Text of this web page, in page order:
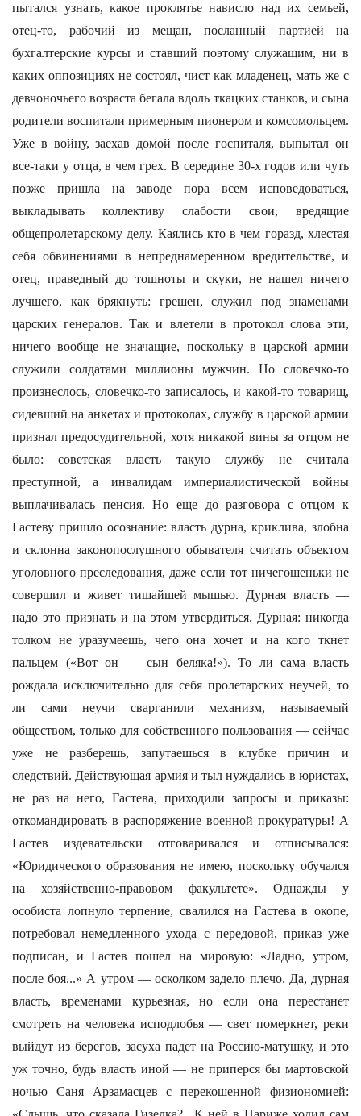
пытался узнать, какое проклятье нависло над их семьей,
отец-то, рабочий из мещан, посланный партией на
бухгалтерские курсы и ставший поэтому служащим, ни в
каких оппозициях не состоял, чист как младенец, мать же с
девчоночьего возраста бегала вдоль ткацких станков, и сына
родители воспитали примерным пионером и комсомольцем.
Уже в войну, заехав домой после госпиталя, выпытал он
все-таки у отца, в чем грех. В середине 30-х годов или чуть
позже пришла на заводе пора всем исповедоваться,
выкладывать коллективу слабости свои, вредящие
общепролетарскому делу. Каялись кто в чем горазд, хлестая
себя обвинениями в непреднамеренном вредительстве, и
отец, праведный до тошноты и скуки, не нашел ничего
лучшего, как брякнуть: грешен, служил под знаменами
царских генералов. Так и влетели в протокол слова эти,
ничего вообще не значащие, поскольку в царской армии
служили солдатами миллионы мужчин. Но словечко-то
произнеслось, словечко-то записалось, и какой-то товарищ,
сидевший на анкетах и протоколах, службу в царской армии
признал предосудительной, хотя никакой вины за отцом не
было: советская власть такую службу не считала
преступной, а инвалидам империалистической войны
выплачивалась пенсия. Но еще до разговора с отцом к
Гастеву пришло осознание: власть дурна, криклива, злобна
и склонна законопослушного обывателя считать объектом
уголовного преследования, даже если тот ничегошеньки не
совершил и живет тишайшей мышью. Дурная власть —
надо это признать и на этом утвердиться. Дурная: никогда
толком не уразумеешь, чего она хочет и на кого ткнет
пальцем («Вот он — сын беляка!»). То ли сама власть
рождала исключительно для себя пролетарских неучей, то
ли сами неучи сварганили механизм, называемый
обществом, только для собственного пользования — сейчас
уже не разберешь, запутаешься в клубке причин и
следствий. Действующая армия и тыл нуждались в юристах,
не раз на него, Гастева, приходили запросы и приказы:
откомандировать в распоряжение военной прокуратуры! А
Гастев издевательски отговаривался и отписывался:
«Юридического образования не имею, поскольку обучался
на хозяйственно-правовом факультете». Однажды у
особиста лопнуло терпение, свалился на Гастева в окопе,
потребовал немедленного ухода с передовой, приказ уже
подписан, и Гастев пошел на мировую: «Ладно, утром,
после боя...» А утром — осколком задело плечо. Да, дурная
власть, временами курьезная, но если она перестанет
смотреть на человека исподлобья — свет померкнет, реки
выйдут из берегов, засуха падет на Россию-матушку, и это
уж точно, будь власть иной — не приперся бы мартовской
ночью Саня Арзамасцев с перекошенной физиономией: